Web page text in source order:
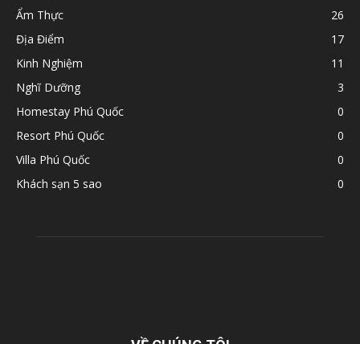
Ẩm Thực
26
Địa Điểm
17
Kinh Nghiệm
11
Nghĩ Dưỡng
3
Homestay Phú Quốc
0
Resort Phú Quốc
0
Villa Phú Quốc
0
Khách sạn 5 sao
0